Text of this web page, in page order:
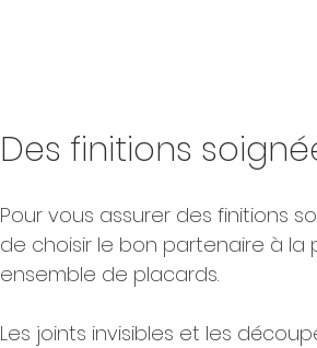
Des finitions
Pour vous assurer des finitions
de choisir le bon partenaire à la
ensemble de placards.
Les joints invisibles et les